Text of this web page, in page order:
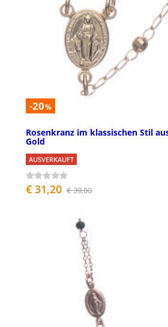
-20%
Rosenkranz im klassischen Stil
Gold
AUSVERKAUFT
€ 31,20 € 39,00